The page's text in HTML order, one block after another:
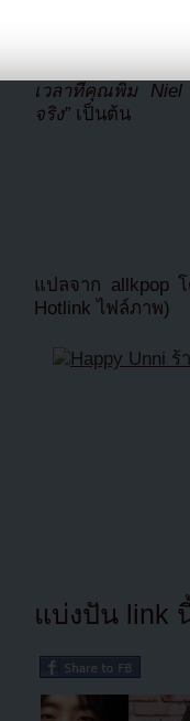
เวลาที่คุณพิม Niel
จริง” เป็นต้น
แปลจาก allkpop
Hotlink ไฟล์ภาพ)
แบ่งปัน link